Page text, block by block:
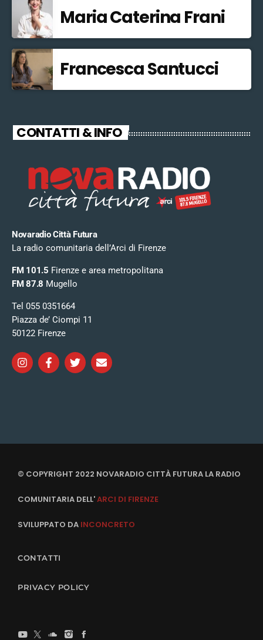
Maria Caterina Frani
Francesca Santucci
CONTATTI & INFO
Novaradio Città Futura
La radio comunitaria dell’Arci di Firenze
FM 101.5 Firenze e area metropolitana
FM 87.8 Mugello
Tel 055 0351664
Piazza de’ Ciompi 11
50122 Firenze
© COPYRIGHT 2022 NOVARADIO CITTÀ FUTURA LA RADIO
COMUNITARIA DELL'ARCI DI FIRENZE
SVILUPPATO DA INCONCRETO
CONTATTI
PRIVACY POLICY